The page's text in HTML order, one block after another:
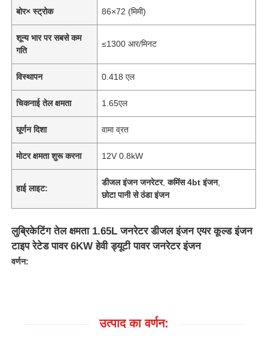
बोर× स्ट्रोक 86×72 (मिमी)
शून्य भार पर सबसे कम
गति
≤1300 आर/मिनट
विस्थापन 0.418 एल
चिकनाई तेल क्षमता 1.65एल
घूर्णन दिशा वामा व्रत
मोटर क्षमता शुरू करना 12V 0.8kW
हाई लाइट:
डीजल इंजन जनरेटर,कमिंस 4bt इंजन,
छोटा पानी से ठंडा इंजन
लुब्रिकेटिंग तेल क्षमता 1.65L जनरेटर डीजल इंजन एयर कूल्ड इंजन
टाइप रेटेड पावर 6KW हेवी ड्यूटी पावर जनरेटर इंजन
वर्णन:
उत्पाद का वर्णन: